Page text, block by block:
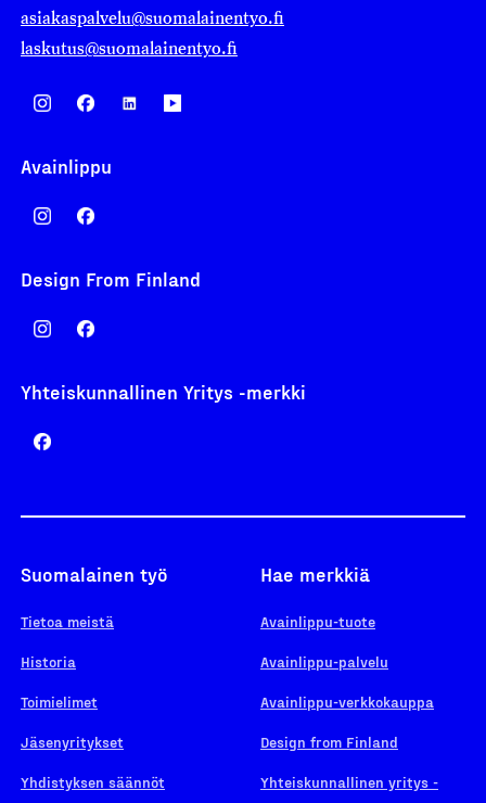
asiakaspalvelu@suomalainentyo.fi
laskutus@suomalainentyo.fi
Avainlippu
Design From Finland
Yhteiskunnallinen Yritys -merkki
Suomalainen työ
Tietoa meistä
Historia
Toimielimet
Jäsenyritykset
Yhdistyksen säännöt
Hae merkkiä
Avainlippu-tuote
Avainlippu-palvelu
Avainlippu-verkkokauppa
Design from Finland
Yhteiskunnallinen yritys -